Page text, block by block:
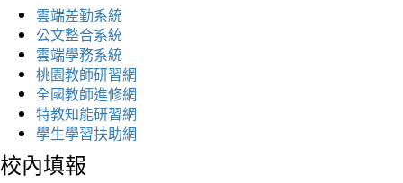
雲端差勤系統
公文整合系統
雲端學務系統
桃園教師研習網
全國教師進修網
特教知能研習網
學生學習扶助網
校內填報